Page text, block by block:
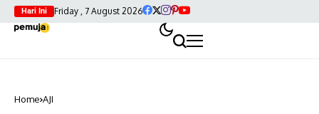
Hari Ini Friday , 7 August 2026
Home AJI